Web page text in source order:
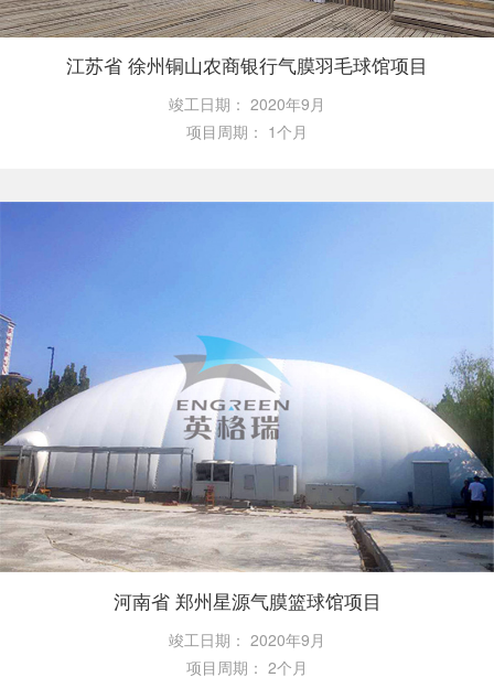
江苏省 徐州铜山农商银行气膜羽毛球馆项目
竣工日期： 2020年9月
项目周期： 1个月
河南省 郑州星源气膜篮球馆项目
竣工日期： 2020年9月
项目周期： 2个月